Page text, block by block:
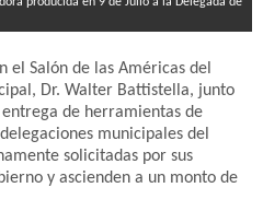
el Salón de las Américas del
Dr. Walter Battistella, junto
de herramientas de
municipales del
solicitadas por sus
y ascienden a un monto de